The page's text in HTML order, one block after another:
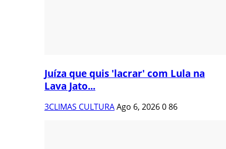
Juíza que quis 'lacrar' com Lula na
Lava Jato...
3CLIMAS CULTURAAgo 6, 2026086